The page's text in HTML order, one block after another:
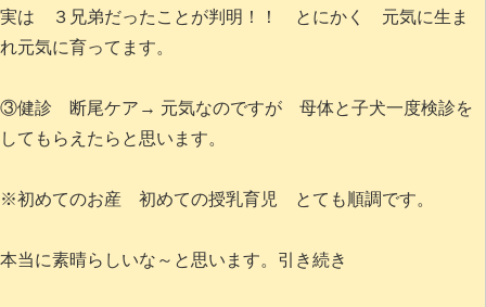
実は ３兄弟だったことが判明！！ とにかく 元気に生ま
れ元気に育ってます。
③健診 断尾ケア→ 元気なのですが 母体と子犬一度検診を
してもらえたらと思います。
※初めてのお産 初めての授乳育児 とても順調です。
本当に素晴らしいな～と思います。引き続き